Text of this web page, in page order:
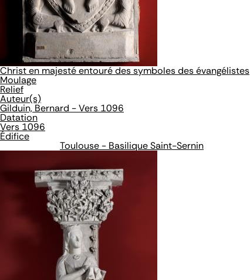
Christ en majesté entouré des symboles des évangélistes
Moulage
Relief
Auteur(s)
Gilduin, Bernard - Vers 1096
Datation
Vers 1096
Édifice
Toulouse - Basilique Saint-Sernin